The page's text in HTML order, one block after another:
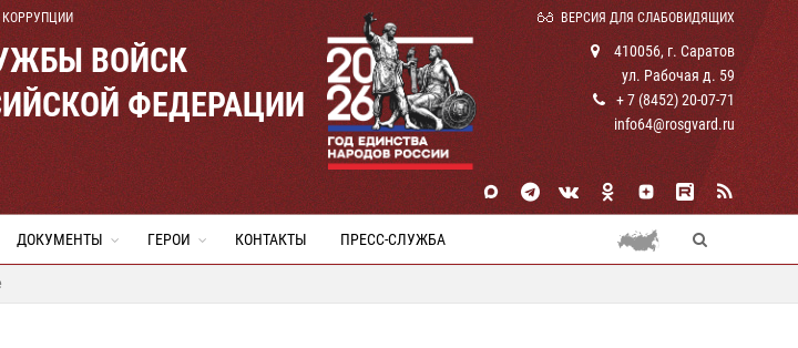
ВЕРСИЯ ДЛЯ СЛАБОВИДЯЩИХ
ВОЙСК
ФЕДЕРАЦИИ
410056, г. Саратов
ул. Рабочая д. 59
+ 7 (8452) 20-07-71
info64@rosgvard.ru
ДОКУМЕНТЫ ГЕРОИ КОНТАКТЫ ПРЕСС-СЛУЖБА